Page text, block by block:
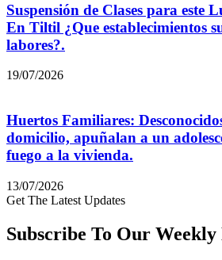
Suspensión de Clases para este
En Tiltil ¿Que establecimientos
labores?.
19/07/2026
Huertos Familiares:
domicilio, apuñalan a un
fuego a la vivienda.
13/07/2026
Get The Latest Updates
Subscribe To Our